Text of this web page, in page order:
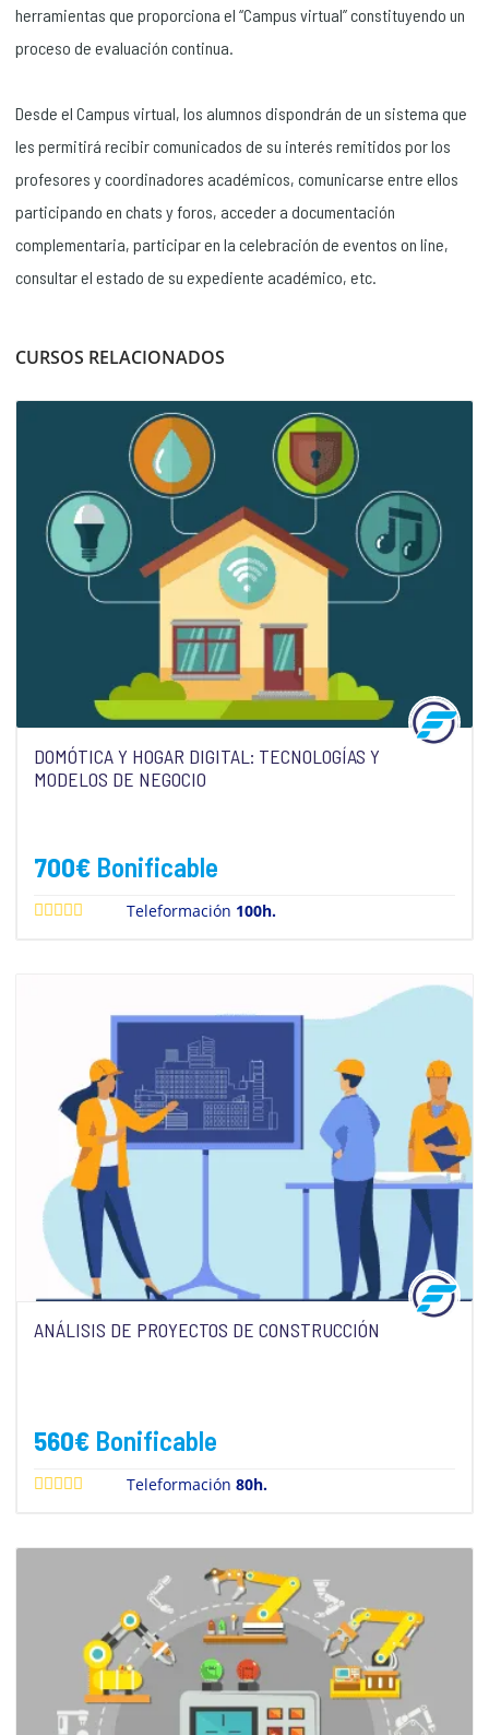
herramientas que proporciona el “Campus virtual” constituyendo un
proceso de evaluación continua.
Desde el Campus virtual, los alumnos dispondrán de un sistema que
les permitirá recibir comunicados de su interés remitidos por los
profesores y coordinadores académicos, comunicarse entre ellos
participando en chats y foros, acceder a documentación
complementaria, participar en la celebración de eventos on line,
consultar el estado de su expediente académico, etc.
CURSOS RELACIONADOS
DOMÓTICA Y HOGAR DIGITAL: TECNOLOGÍAS Y
MODELOS DE NEGOCIO
700€ Bonificable
Teleformación 100h.
ANÁLISIS DE PROYECTOS DE CONSTRUCCIÓN
560€ Bonificable
Teleformación80h.